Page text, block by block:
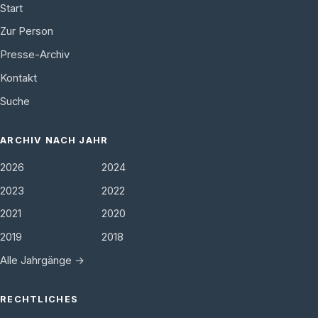
Start
Zur Person
Presse-Archiv
Kontakt
Suche
ARCHIV NACH JAHR
2026
2024
2023
2022
2021
2020
2019
2018
Alle Jahrgänge →
RECHTLICHES